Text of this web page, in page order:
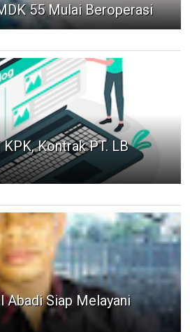
55 Mulai Beroperasi
Kontrak PT. LB
Abadi Siap Melayani